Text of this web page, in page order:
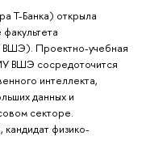
Т-Банка) открыла
Проектно-учебная
ВШЭ сосредоточится
интеллекта,
данных и
секторе.
физико-